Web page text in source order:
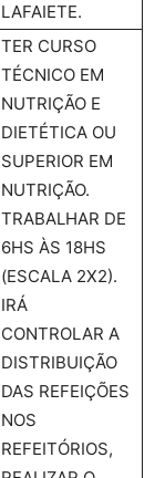
LAFAIETE.
TER CURSO
TÉCNICO EM
NUTRIÇÃO E
DIETÉTICA OU
SUPERIOR EM
NUTRIÇÃO.
TRABALHAR DE
6HS ÀS 18HS
(ESCALA 2X2).
IRÁ
CONTROLAR A
DISTRIBUIÇÃO
DAS REFEIÇÕES
NOS
REFEITÓRIOS,